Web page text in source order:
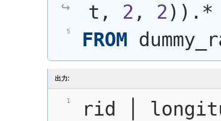
t, 2 , 2) ) .*
FROM
出力:
rid │